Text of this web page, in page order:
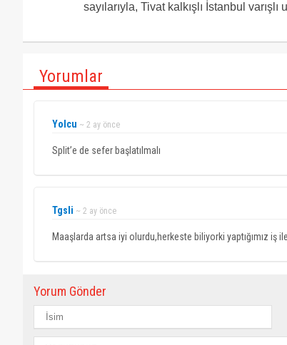
sayılarıyla, Tivat kalkışlı İstanbul
Yorumlar
Yolcu ~ 2 ay önce
Split’e de sefer başlatılmalı
Tgsli ~ 2 ay önce
Maaşlarda artsa iyi olurdu,herkeste biliyorki yaptığımız iş
Yorum Gönder